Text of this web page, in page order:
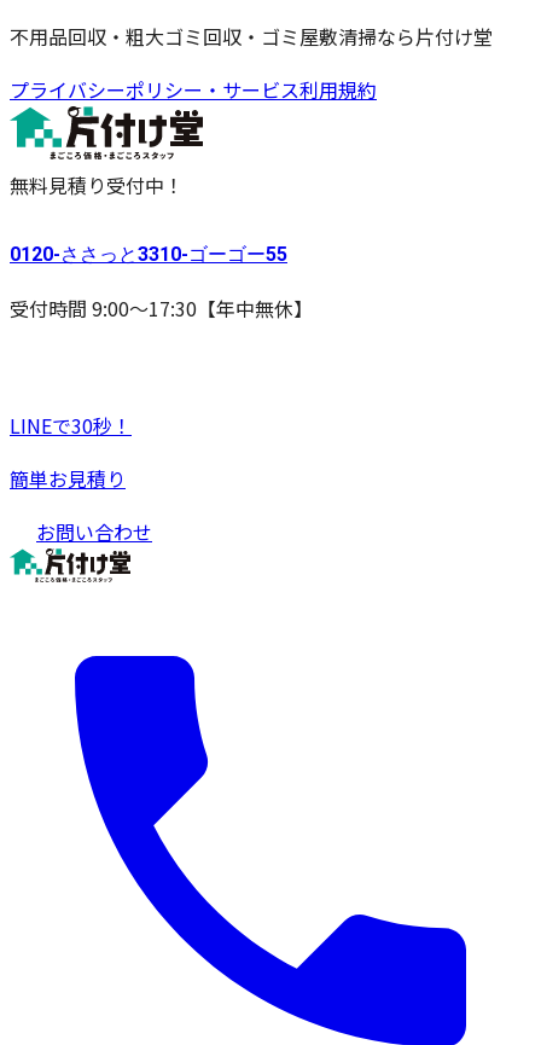
不用品回収・粗大ゴミ回収・ゴミ屋敷清掃なら片付け堂
プライバシーポリシー・サービス利用規約
無料見積り受付中！
0120-ささっと3310-ゴーゴー55
受付時間 9:00〜17:30【年中無休】
LINEで30秒！
簡単お見積り
お問い合わせ